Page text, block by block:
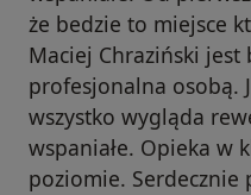
że bedzie to miejsce
Maciej Chraziński
profesjonalna osobą.
wszystko wygląda
wspaniałe. Opieka w
poziomie. Serdecznie